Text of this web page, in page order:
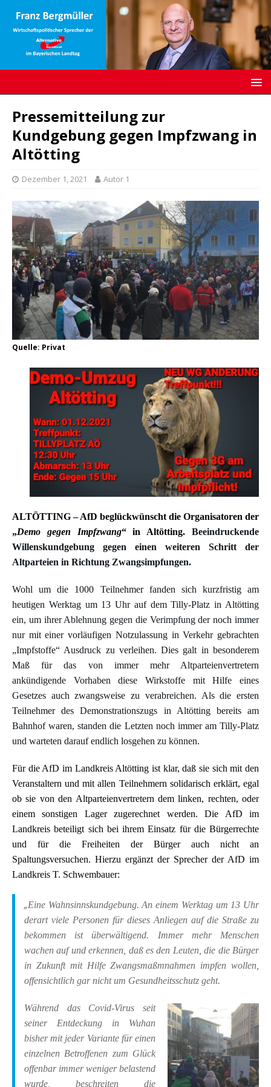
Pressemitteilung zur
Kundgebung gegen Impfzwang in
Altötting
Dezember 1, 2021 Autor 1
Quelle: Privat
ALTÖTTING – AfD beglückwünscht die Organisatoren der
„Demo gegen Impfzwang“ in Altötting.Beeindruckende
Willenskundgebung gegen einen weiteren Schritt der
Altparteien in Richtung Zwangsimpfungen.
Wohl um die 1000 Teilnehmer fanden sich kurzfristig am
heutigen Werktag um 13 Uhr auf dem Tilly-Platz in Altötting
ein, um ihrer Ablehnung gegen die Verimpfung der noch immer
nur mit einer vorläufigen Notzulassung in Verkehr gebrachten
„Impfstoffe“ Ausdruck zu verleihen. Dies galt in besonderem
Maß für das von immer mehr Altparteienvertretern
ankündigende Vorhaben diese Wirkstoffe mit Hilfe eines
Gesetzes auch zwangsweise zu verabreichen. Als die ersten
Teilnehmer des Demonstrationszugs in Altötting bereits am
Bahnhof waren, standen die Letzten noch immer am Tilly-Platz
und warteten darauf endlich losgehen zu können.
Für die AfD im Landkreis Altötting ist klar, daß sie sich mit den
Veranstaltern und mit allen Teilnehmern solidarisch erklärt, egal
ob sie von den Altparteienvertretern dem linken, rechten, oder
einem sonstigen Lager zugerechnet werden. Die AfD im
Landkreis beteiligt sich bei ihrem Einsatz für die Bürgerrechte
und für die Freiheiten der Bürger auch nicht an
Spaltungsversuchen. Hierzu ergänzt der Sprecher der AfD im
Landkreis T. Schwembauer:
„Eine Wahnsinnskundgebung. An einem Werktag um 13 Uhr
derart viele Personen für dieses Anliegen auf die Straße zu
bekommen ist überwältigend. Immer mehr Menschen
wachen auf und erkennen, daß es den Leuten, die die Bürger
in Zukunft mit Hilfe Zwangsmaßmnahmen impfen wollen,
offensichtlich gar nicht um Gesundheitsschutz geht.
Während das Covid-Virus seit
seiner Entdeckung in Wuhan
bisher mit jeder Variante für einen
einzelnen Betroffenen zum Glück
offenbar immer weniger belastend
wurde, beschreiten die